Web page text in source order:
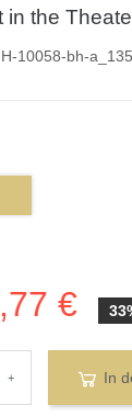
in the
10058-bh-
€
+ In